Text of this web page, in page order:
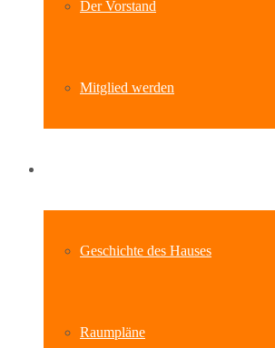
Der Vorstand
Mitglied werden
Geschichte des Hauses
Raumpläne